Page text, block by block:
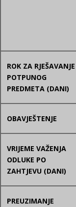
ROK ZA RJEŠAVANJE
POTPUNOG
PREDMETA (DANI)
OBAVJEŠTENJE
VRIJEME VAŽENJA
ODLUKE PO
ZAHTJEVU (DANI)
PREUZIMANJE